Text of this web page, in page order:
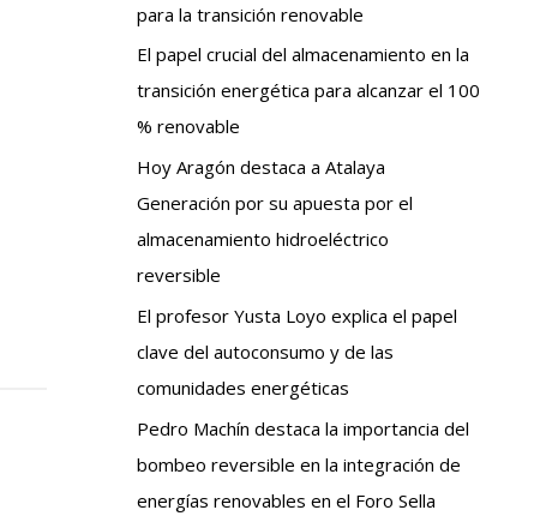
para la transición renovable
El papel crucial del almacenamiento en la
transición energética para alcanzar el 100
% renovable
Hoy Aragón destaca a Atalaya
Generación por su apuesta por el
almacenamiento hidroeléctrico
reversible
El profesor Yusta Loyo explica el papel
clave del autoconsumo y de las
comunidades energéticas
Pedro Machín destaca la importancia del
bombeo reversible en la integración de
energías renovables en el Foro Sella